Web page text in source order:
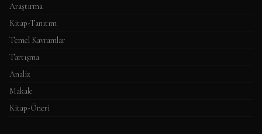
Araştırma
Kitap-Tanıtım
Temel Kavramlar
Tartışma
Analiz
Makale
Kitap-Öneri